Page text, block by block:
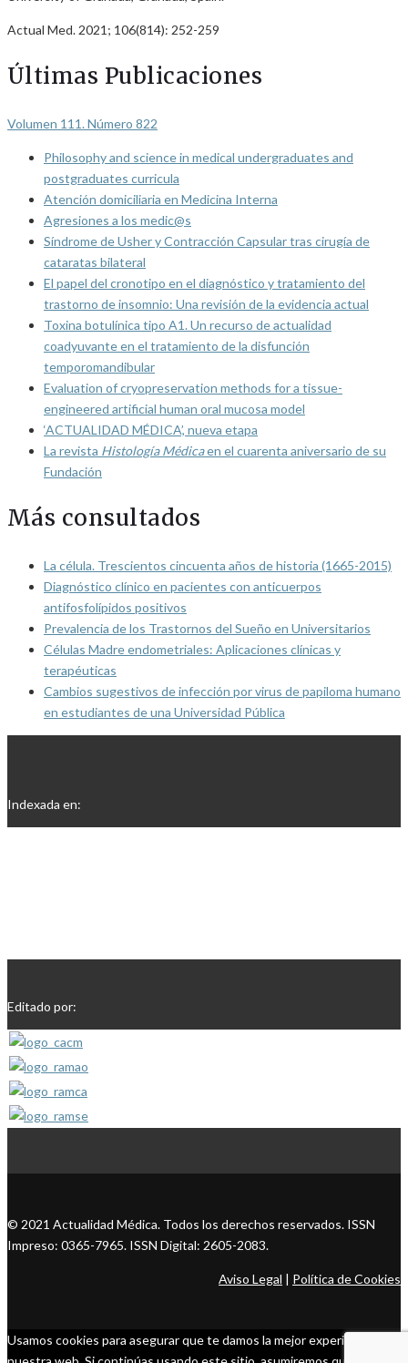
Actual Med. 2021; 106(814): 252-259
Últimas Publicaciones
Volumen 111. Número 822
Philosophy and science in medical undergraduates and
postgraduates curricula
Atención domiciliaria en Medicina Interna
Agresiones a los medic@s
Síndrome de Usher y Contracción Capsular tras cirugía de
cataratas bilateral
El papel del cronotipo en el diagnóstico y tratamiento del
trastorno de insomnio: Una revisión de la evidencia actual
Toxina botulínica tipo A1. Un recurso de actualidad
coadyuvante en el tratamiento de la disfunción
temporomandibular
Evaluation of cryopreservation methods for a tissue-
engineered artificial human oral mucosa model
‘ACTUALIDAD MÉDICA’, nueva etapa
La revista Histología Médicaen el cuarenta aniversario de su
Fundación
Más consultados
La célula. Trescientos cincuenta años de historia (1665-2015)
Diagnóstico clínico en pacientes con anticuerpos
antifosfolípidos positivos
Prevalencia de los Trastornos del Sueño en Universitarios
Células Madre endometriales: Aplicaciones clínicas y
terapéuticas
Cambios sugestivos de infección por virus de papiloma humano
en estudiantes de una Universidad Pública
Indexada en:
Editado por:
© 2021 Actualidad Médica. Todos los derechos reservados. ISSN
Impreso: 0365-7965. ISSN Digital: 2605-2083.
Aviso Legal | Política de Cookies
Usamos cookies para asegurar que te damos la mejor experiencia en